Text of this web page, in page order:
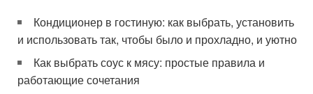
Кондиционер в гостиную: как выбрать, установить
и использовать так, чтобы было и прохладно, и уютно
Как выбрать соус к мясу: простые правила и
работающие сочетания